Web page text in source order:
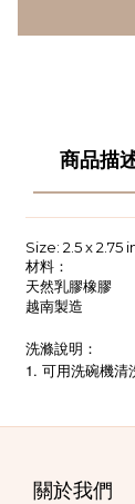
商品描
Size: 2.5 x 2.75
材料：
天然乳膠橡膠
越南製造
洗滌說明：
1. 可用洗碗機清
關於我們